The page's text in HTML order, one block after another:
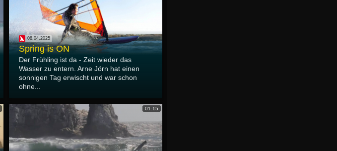
08.04.2025
Spring is ON
Der Frühling ist da - Zeit wieder das
Wasser zu entern. Arne Jörn hat einen
sonnigen Tag erwischt und war schon
ohne...
01:15